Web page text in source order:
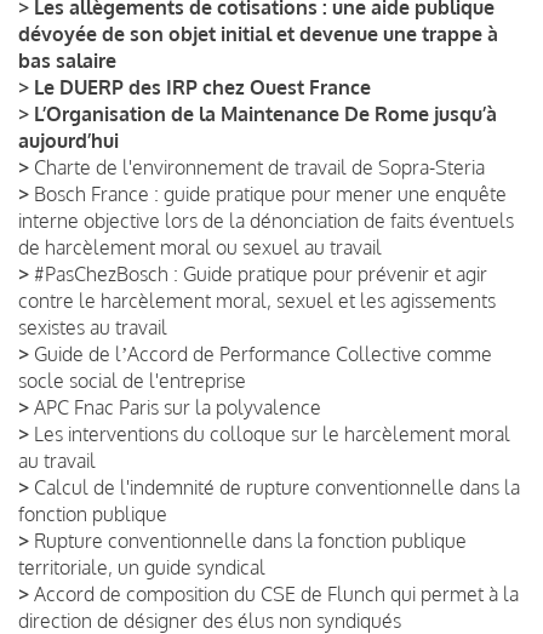
> Les allègements de cotisations : une aide publique
dévoyée de son objet initial et devenue une trappe à
bas salaire
> Le DUERP des IRP chez Ouest France
> L’Organisation de la Maintenance De Rome jusqu’à
aujourd’hui
> Charte de l'environnement de travail de Sopra-Steria
> Bosch France : guide pratique pour mener une enquête
interne objective lors de la dénonciation de faits éventuels
de harcèlement moral ou sexuel au travail
> #PasChezBosch : Guide pratique pour prévenir et agir
contre le harcèlement moral, sexuel et les agissements
sexistes au travail
> Guide de lʼAccord de Performance Collective comme
socle social de l'entreprise
> APC Fnac Paris sur la polyvalence
> Les interventions du colloque sur le harcèlement moral
au travail
> Calcul de l'indemnité de rupture conventionnelle dans la
fonction publique
> Rupture conventionnelle dans la fonction publique
territoriale, un guide syndical
> Accord de composition du CSE de Flunch qui permet à la
direction de désigner des élus non syndiqués